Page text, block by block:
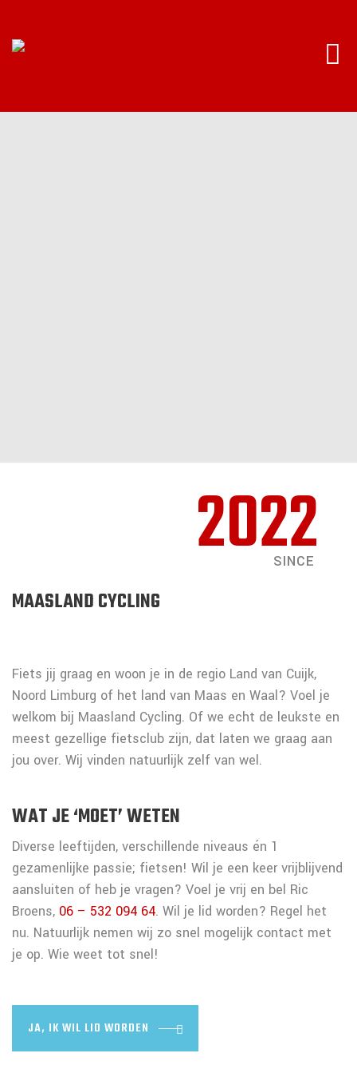
2022
SINCE
MAASLAND CYCLING
Fiets jij graag en woon je in de regio Land van Cuijk,
Noord Limburg of het land van Maas en Waal? Voel je
welkom bij Maasland Cycling. Of we echt de leukste en
meest gezellige fietsclub zijn, dat laten we graag aan
jou over. Wij vinden natuurlijk zelf van wel.
WAT JE ‘MOET’ WETEN
Diverse leeftijden, verschillende niveaus én 1
gezamenlijke passie; fietsen! Wil je een keer vrijblijvend
aansluiten of heb je vragen? Voel je vrij en bel Ric
Broens, 06 – 532 094 64. Wil je lid worden? Regel het
nu. Natuurlijk nemen wij zo snel mogelijk contact met
je op. Wie weet tot snel!
JA, IK WIL LID WORDEN